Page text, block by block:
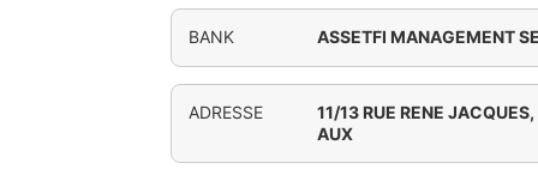
BANK ASSETFI MANAGEMENT
ADRESSE
11/13 RUE RENE
AUX